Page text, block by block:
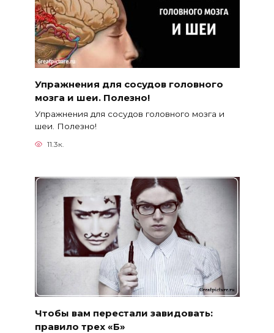
Упражнения для сосудов головного
мозга и шеи. Полезно!
Упражнения для сосудов головного мозга и
шеи. Полезно!
11.3к.
Чтобы вам перестали завидовать:
правило трех «Б»